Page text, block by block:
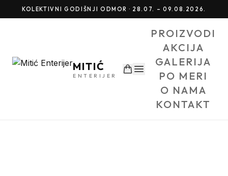
KOLEKTIVNI GODIŠNJI ODMOR · 28.07. – 09.08.2026.
MITIĆ
ENTERIJER
PROIZVODI
AKCIJA
GALERIJA
PO MERI
O NAMA
KONTAKT